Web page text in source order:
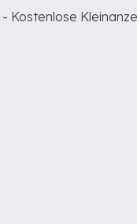
- Kostenlose